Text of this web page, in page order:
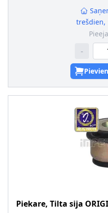
trešdien,
-
Piekare, Tilta sija